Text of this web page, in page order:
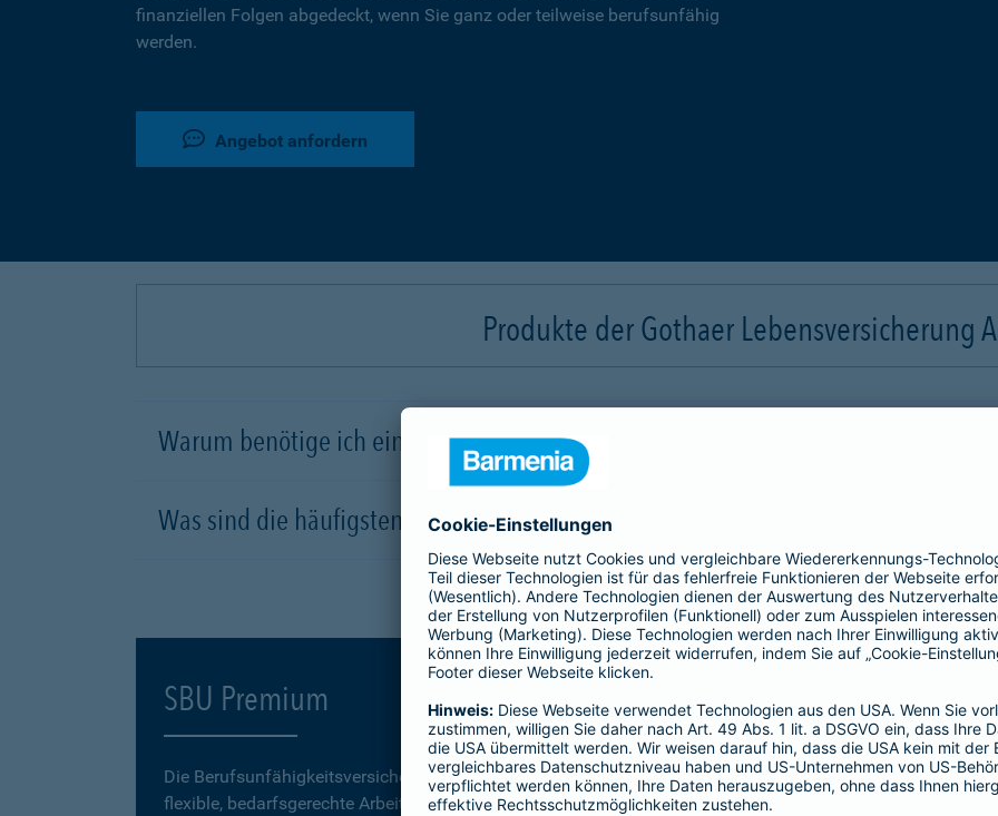
finanziellen Folgen abgedeckt, wenn Sie ganz oder teilweise berufsunfähig
werden.
Angebot anfordern
Produkte der Gothaer Lebensversicherung
Warum benötige ich eine Berufsunfähigkeitsversicherung?
Was sind die häufigsten Ursachen für eine Berufsunfähigkeit?
SBU Premium
Die BerufsunfähigkeitsversicherungSBU Premiumbietet eine
flexible, bedarfsgerechte Arbeitskraftabsicherung fürs Leben. Jetzt
SBU Invest
Die